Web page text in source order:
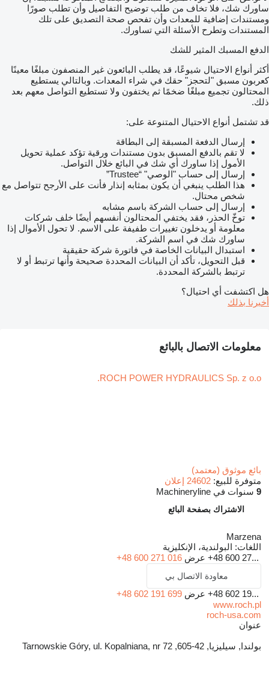
ساورك شك، فلا تخاف من طلب توضيح التفاصيل وأن تطلب صورًا
ومستندات إضافية للمعدات وأن تفحص صحة التصديق على تلك
المستندات وتطرح الأسئلة التي تساورك.
الدفع المسبك المثير للشك
أكثر أنواع الاحتيال شيوعًا، قد يطلب البائعون غير المنصفون مبلغًا معينًا
كعربون مسبق "لتحجز" حقك في شراء المعدات. وبالتالي يستطيع
المحتالون تجميع مبلغًا ضخمًا ثم يختفون ولا تستطيع التواصل معهم بعد
ذلك.
قد تشتمل أنواع الاحتيال المتنوعة على:
إرسال الدفعة المسبقة إلى البطاقة
لا تقم بالدفع المسبق بدون مستندات ورقية تؤكد عملية تحويل
الأمول إذا ساورك أي شك في البائع خلال التواصل.
إرسال إلى حساب "الوصي" “Trustee”
هذا الطلب ينبغي أن يكون بمثابه إنذار فأنت على الأرجح تتواصل مع
شخص محتال.
إرسال إلى حساب الشركة باسم مشابه
توخّ الحذر، فقد يختفي المحتالون أنفسهم أيضًا خلف شركات
معلومة أو يدخلون تغييرات طفيفة على الاسم. لا تحول الأموال إذا
ساورك شك في اسم الشركة.
استبدال البيانات الخاصة في فاتورة شركة حقيقية
قبل التحويل، تأكد أن البيانات المحددة صحيحة وأنها ترتبط أو لا
ترتبط بالشركة المحددة.
هل اكتشفت أي احتيال؟
أخبرنا بذلك
معلومات الاتصال بالبائع
ROCH POWER HYDRAULICS Sp. z o.o.
بائع موثوق (معتمد)
متوفرة للبيع: 24602 إعلان
9 سنوات في Machineryline
الاشتراك بصفحة البائع
Marzena
اللغات: البولندية، الإنكليزية
+48 600 27... عرض +48 600 271 016
معاودة الاتصال بي
+48 602 19... عرض +48 602 191 699
www.roch.pl
roch-usa.com
عنوان
بولندا, سيليزيا, 42-605, Tarnowskie Góry, ul. Kopalniana, nr 72